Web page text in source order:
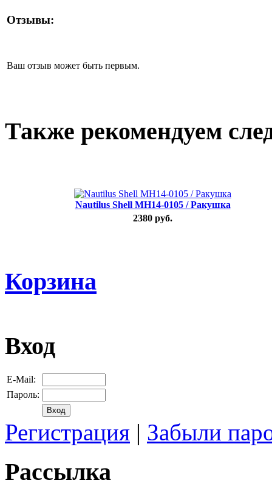
Отзывы:
Ваш отзыв может быть первым.
Также рекомендуем
Nautilus Shell MH14-0105 / Ракушка
2380 руб.
Корзина
Вход
E-Mail:
Пароль:
Регистрация | Забыли
Рассылка